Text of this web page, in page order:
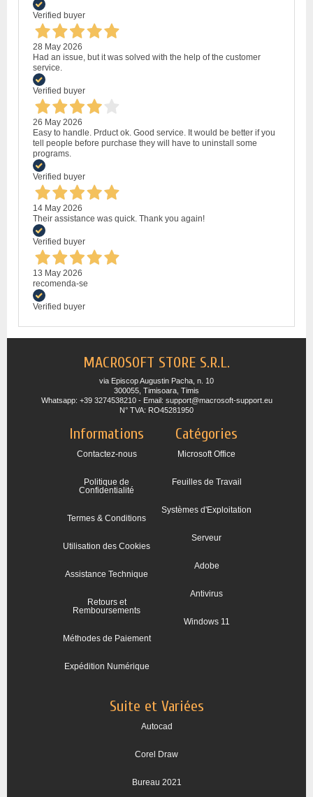
Verified buyer
28 May 2026
Had an issue, but it was solved with the help of the customer
service.
Verified buyer
26 May 2026
Easy to handle. Prduct ok. Good service. It would be better if you
tell people before purchase they will have to uninstall some
programs.
Verified buyer
14 May 2026
Their assistance was quick. Thank you again!
Verified buyer
13 May 2026
recomenda-se
Verified buyer
MACROSOFT STORE S.R.L.
via Episcop Augustin Pacha, n. 10
300055, Timisoara, Timis
Whatsapp: +39 3274538210 - Email: support@macrosoft-support.eu
N° TVA: RO45281950
Informations
Contactez-nous
Politique de
Confidentialité
Termes & Conditions
Utilisation des Cookies
Assistance Technique
Retours et
Remboursements
Méthodes de Paiement
Expédition Numérique
Catégories
Microsoft Office
Feuilles de Travail
Systèmes d'Exploitation
Serveur
Adobe
Antivirus
Windows 11
Suite et Variées
Autocad
Corel Draw
Bureau 2021